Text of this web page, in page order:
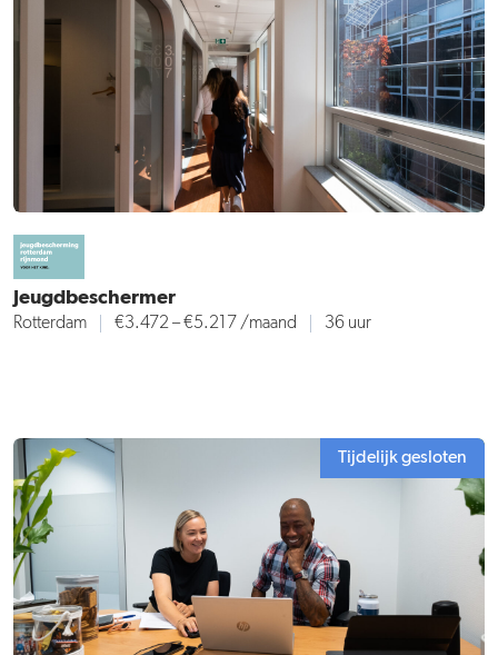
Jeugdbeschermer
Rotterdam €3.472 – €5.217 /maand 36 uur
Tijdelijk gesloten